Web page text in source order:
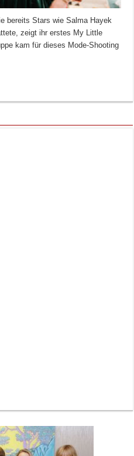
bereits Stars wie Salma Hayek
zeigt ihr erstes My Little
kam für dieses Mode-Shooting